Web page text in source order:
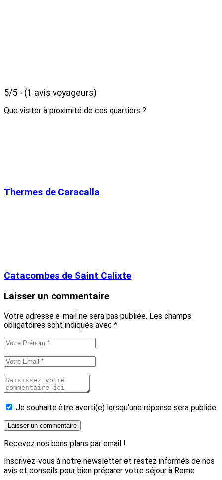
5/5 - (1 avis voyageurs)
Que visiter à proximité de ces quartiers ?
Thermes de Caracalla
Catacombes de Saint Calixte
Laisser un commentaire
Votre adresse e-mail ne sera pas publiée. Les champs
obligatoires sont indiqués avec *
Je souhaite être averti(e) lorsqu'une réponse sera publiée
Recevez nos bons plans par email !
Inscrivez-vous à notre newsletter et restez informés de nos
avis et conseils pour bien préparer votre séjour à Rome